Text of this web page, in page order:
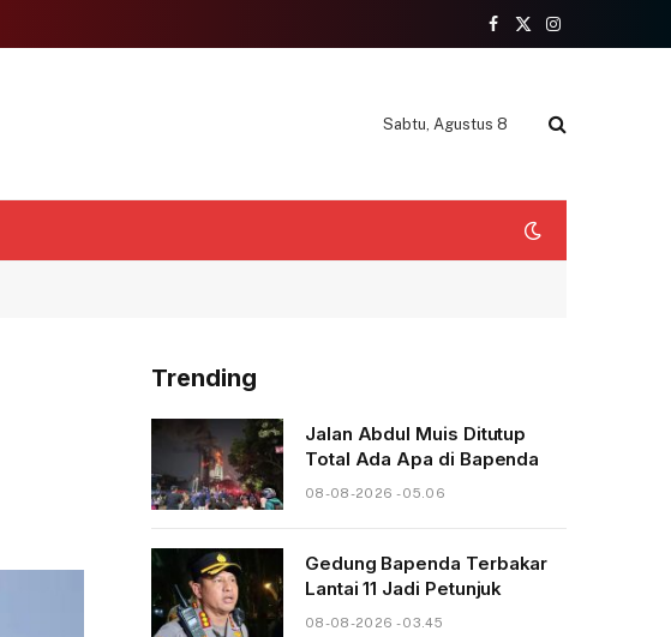
Facebook
X
Instagram
Sabtu, Agustus 8
Trending
Jalan Abdul Muis Ditutup
Total Ada Apa di Bapenda
08-08-2026 - 05.06
Gedung Bapenda Terbakar
Lantai 11 Jadi Petunjuk
08-08-2026 - 03.45